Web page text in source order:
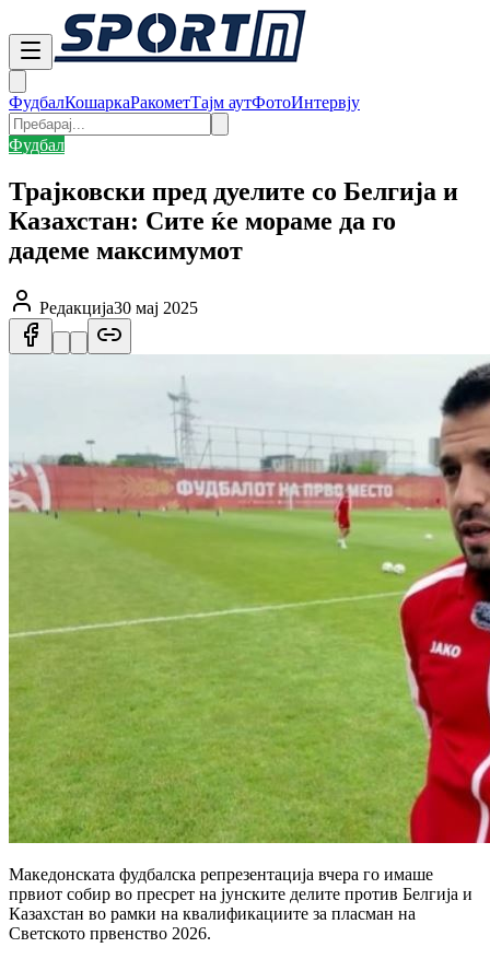
ФудбалКошаркаРакометТајм аутФотоИнтервју
Фудбал
Трајковски пред дуелите со Белгија и
Казахстан: Сите ќе мораме да го
дадеме максимумот
Редакција30 мај 2025
Македонската фудбалска репрезентација вчера го имаше
првиот собир во пресрет на јунските делите против Белгија и
Казахстан во рамки на квалификациите за пласман на
Светското првенство 2026.